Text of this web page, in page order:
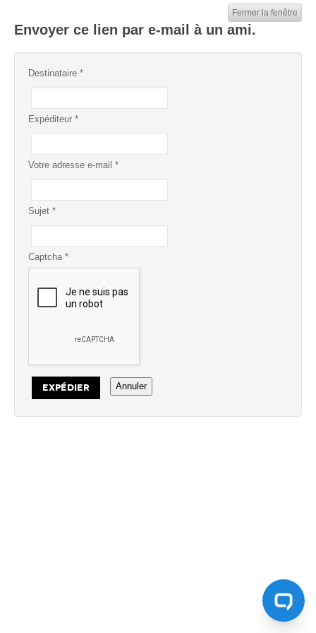
Envoyer ce lien par e-mail à un ami.
Fermer la fenêtre
Destinataire *
Expéditeur *
Votre adresse e-mail *
Sujet *
Captcha*
EXPÉDIER Annuler